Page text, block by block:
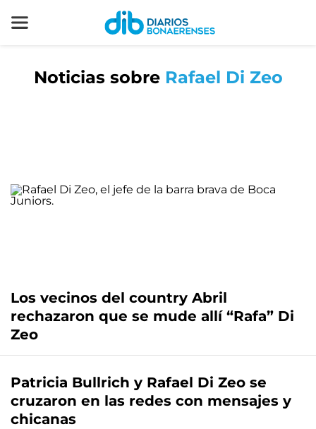
Noticias sobre Rafael Di Zeo
Los vecinos del country Abril
rechazaron que se mude allí “Rafa” Di
Zeo
Patricia Bullrich y Rafael Di Zeo se
cruzaron en las redes con mensajes y
chicanas